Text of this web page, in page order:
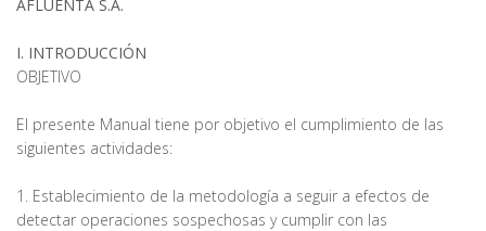
AFLUENTA S.A.
I. INTRODUCCIÓN
OBJETIVO
El presente Manual tiene por objetivo el cumplimiento de las
siguientes actividades:
1. Establecimiento de la metodología a seguir a efectos de
detectar operaciones sospechosas y cumplir con las